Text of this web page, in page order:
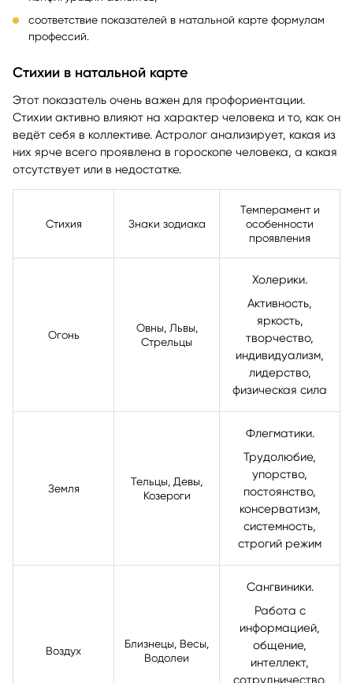
соответствие показателей в натальной карте формулам
Стихии в натальной карте
Этот показатель очень важен для профориентации.
Стихии активно влияют на характер человека и то, как он
ведёт себя в коллективе. Астролог анализирует, какая из
них ярче всего проявлена в гороскопе человека, а какая
Темперамент и
особенности
Овны, Львы,
Активность,
яркость,
творчество,
индивидуализм,
лидерство,
Тельцы, Девы,
Трудолюбие,
упорство,
постоянство,
консерватизм,
системность,
Близнецы, Весы,
Работа с
информацией,
общение,
интеллект,